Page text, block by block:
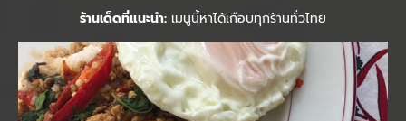
ร้านเด็ดที่แนะนำ: เมนูนี้หาได้เกือบทุกร้านทั่วไทย